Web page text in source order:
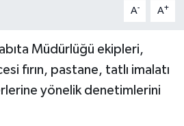
A- A+
Müdürlüğü ekipleri,
fırın, pastane, tatlı imalatı
yönelik denetimlerini